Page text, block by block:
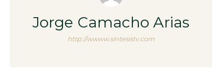
Jorge Camacho Arias
http://wwww.sintesistv.com